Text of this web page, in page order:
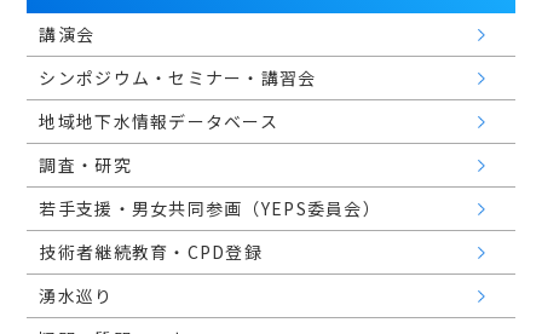
講演会
シンポジウム・セミナー・講習会
地域地下水情報データベース
調査・研究
若手支援・男女共同参画（YEPS委員会）
技術者継続教育・CPD登録
湧水巡り